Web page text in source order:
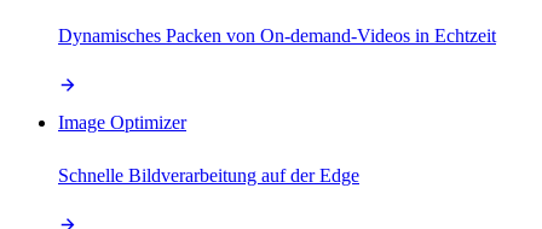
Dynamisches Packen von On-demand-Videos in Echtzeit
Image Optimizer
Schnelle Bildverarbeitung auf der Edge